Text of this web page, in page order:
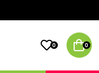
0 0